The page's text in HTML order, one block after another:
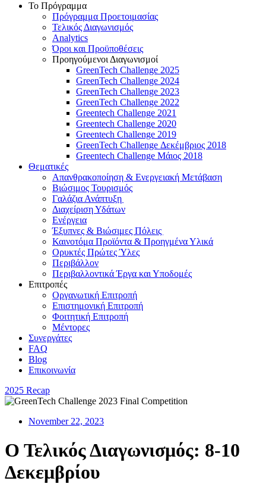
Το Πρόγραμμα
Πρόγραμμα Προετοιμασίας
Τελικός Διαγωνισμός
Analytics
Όροι και Προϋποθέσεις
Προηγούμενοι Διαγωνισμοί
GreenTech Challenge 2025
GreenTech Challenge 2024
GreenTech Challenge 2023
GreenTech Challenge 2022
Greentech Challenge 2021
Greentech Challenge 2020
Greentech Challenge 2019
GreenTech Challenge Δεκέμβριος 2018
Greentech Challenge Μάιος 2018
Θεματικές
Απανθρακοποίηση & Ενεργειακή Μετάβαση
Βιώσιμος Τουρισμός
Γαλάζια Ανάπτυξη
Διαχείριση Υδάτων
Ενέργεια
Έξυπνες & Βιώσιμες Πόλεις
Καινοτόμα Προϊόντα & Προηγμένα Υλικά
Ορυκτές Πρώτες Ύλες
Περιβάλλον
Περιβαλλοντικά Έργα και Υποδομές
Επιτροπές
Οργανωτική Επιτροπή
Επιστημονική Επιτροπή
Φοιτητική Επιτροπή
Μέντορες
Συνεργάτες
FAQ
Blog
Επικοινωνία
2025 Recap
November 22, 2023
Ο Τελικός Διαγωνισμός: 8-10
Δεκεμβρίου